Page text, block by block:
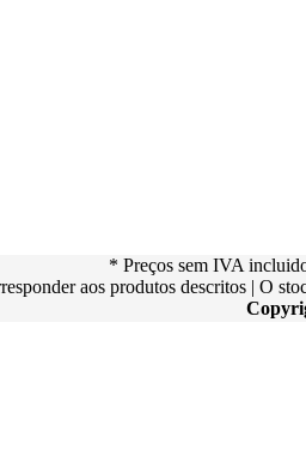
* Preços sem IVA
aos produtos descritos | O